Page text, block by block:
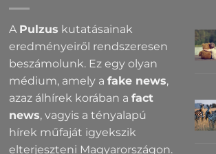
A Pulzus kutatásainak
eredményeiről rendszeresen
beszámolunk. Ez egy olyan
médium, amely a fake news,
azaz álhírek korában a fact
news, vagyis a tényalapú
hírek műfaját igyekszik
elterjeszteni Magyarországon.